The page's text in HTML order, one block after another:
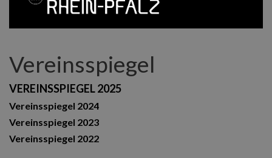
Vereinsspiegel
VEREINSSPIEGEL 2025
Vereinsspiegel 2024
Vereinsspiegel 2023
Vereinsspiegel 2022